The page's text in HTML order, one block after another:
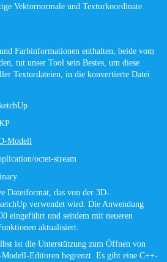
Vektornormale und Texturkoordinate
Farbinformationen enthalten, beide vom
tut unser Tool sein Bestes, um diese
Texturdateien, in die konvertierte Datei
Modell
octet-stream
Dateiformat, das von der 3D-
verwendet wird. Die Anwendung
eingeführt und seitdem mit neueren
aktualisiert.
ist die Unterstützung zum Öffnen von
Editoren begrenzt. Es gibt eine C++-